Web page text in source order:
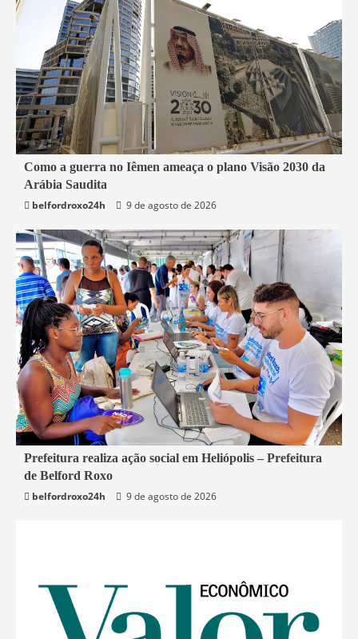
4 min read
Mundo
Como a guerra no Iêmen ameaça o plano Visão 2030 da
Arábia Saudita
belfordroxo24h
9 de agosto de 2026
2 min read
Belford Roxo
Prefeitura realiza ação social em Heliópolis – Prefeitura
de Belford Roxo
belfordroxo24h
9 de agosto de 2026